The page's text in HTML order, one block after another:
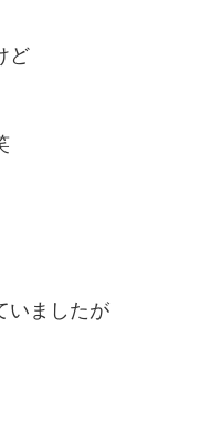
ど
いましたが